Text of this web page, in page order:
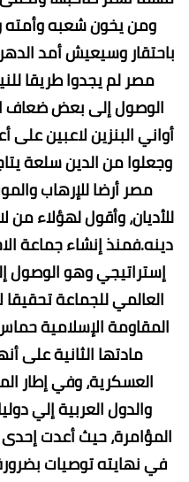
ومن يخون شعبه وأمته
باحتقار وسيعيش أمد
مصر لم يجدوا طريقا
الوصول إلى بعض ضعاف
أواني البنزين لاعبين على
وجعلوا من الدين سلعة
مصر أرضا للإرهاب
للأديان، وأقول لهؤلاء
إستراتيجي وهو الوصول
العالمي للجماعة
المقاومة الإسلامية
مادتها الثانية على
العسكرية، وفي إطار
والدول العربية إلي
المؤامرة، حيث أعدت
في نهايته توصيات